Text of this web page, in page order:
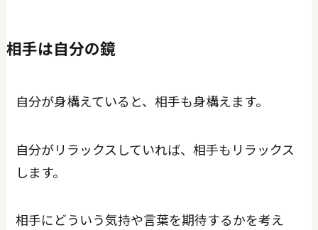
相手は自分の鏡
自分が身構えていると、相手も身構えます。
自分がリラックスしていれば、相手もリラックス
します。
相手にどういう気持や言葉を期待するかを考え